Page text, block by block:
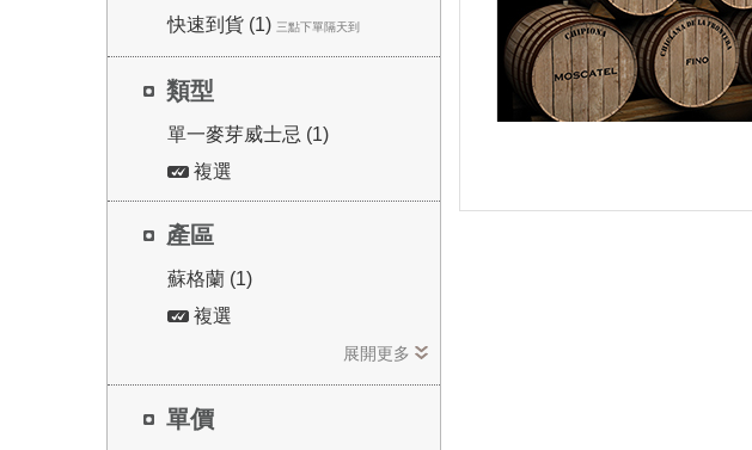
快速到貨 (1) 三點下單隔天到
類型
單一麥芽威士忌 (1)
複選
產區
蘇格蘭 (1)
複選
展開更多
單價